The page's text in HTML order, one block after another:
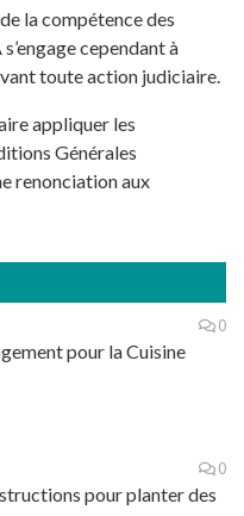
la compétence des
cependant à
toute action judiciaire.
appliquer les
Générales
renonciation aux
0
pour la Cuisine
0
pour planter des